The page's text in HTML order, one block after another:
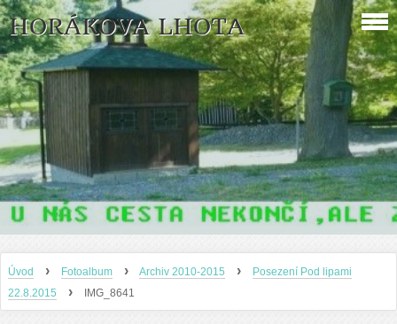
HORÁKOVA LHOTA
Úvod › Fotoalbum › Archiv 2010-2015 ›
Posezení Pod lipami
22.8.2015
› IMG_8641